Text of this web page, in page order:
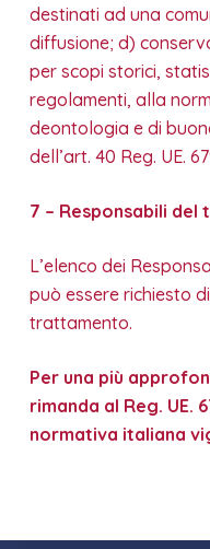
destinati ad una
diffusione; d)
per scopi storici,
regolamenti, alla
deontologia e di
dell’art. 40 Reg. UE.
7 – Responsabili
L’elenco dei
può essere richiesto
trattamento.
Per una più
rimanda al Reg. UE.
normativa italiana